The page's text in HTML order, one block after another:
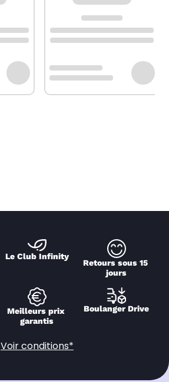
Le Club Infinity
Retours sous 15
jours
Meilleurs prix
garantis
Boulanger Drive
Voir conditions*